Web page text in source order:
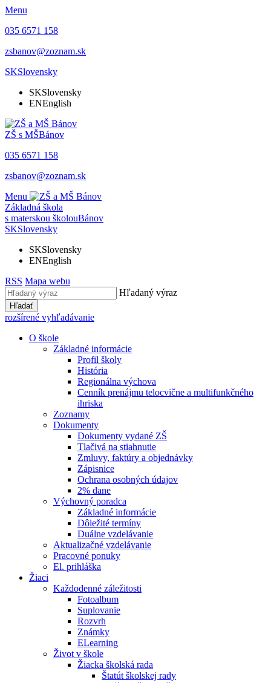
Menu
035 6571 158
zsbanov@zoznam.sk
SKSlovensky
SKSlovensky
ENEnglish
ZŠ s MŠBánov
035 6571 158
zsbanov@zoznam.sk
Menu
Základná škola
s materskou školouBánov
SKSlovensky
SKSlovensky
ENEnglish
RSS Mapa webu
Hľadaný výraz
Hľadať
rozšírené vyhľadávanie
O škole
Základné informácie
Profil školy
História
Regionálna výchova
Cenník prenájmu telocvične a multifunkčného
ihriska
Zoznamy
Dokumenty
Dokumenty vydané ZŠ
Tlačivá na stiahnutie
Zmluvy, faktúry a objednávky
Zápisnice
Ochrana osobných údajov
2% dane
Výchovný poradca
Základné informácie
Dôležité termíny
Duálne vzdelávanie
Aktualizačné vzdelávanie
Pracovné ponuky
El. prihláška
Žiaci
Každodenné záležitosti
Fotoalbum
Suplovanie
Rozvrh
Známky
ELearning
Život v škole
Žiacka školská rada
Štatút školskej rady